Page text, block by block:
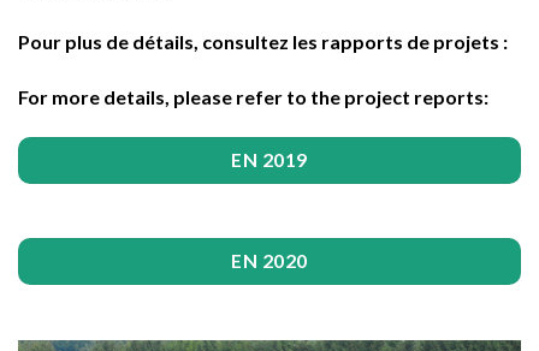
Pour plus de détails, consultez les rapports de projets :
For more details, please refer to the project reports:
EN 2019
EN 2020